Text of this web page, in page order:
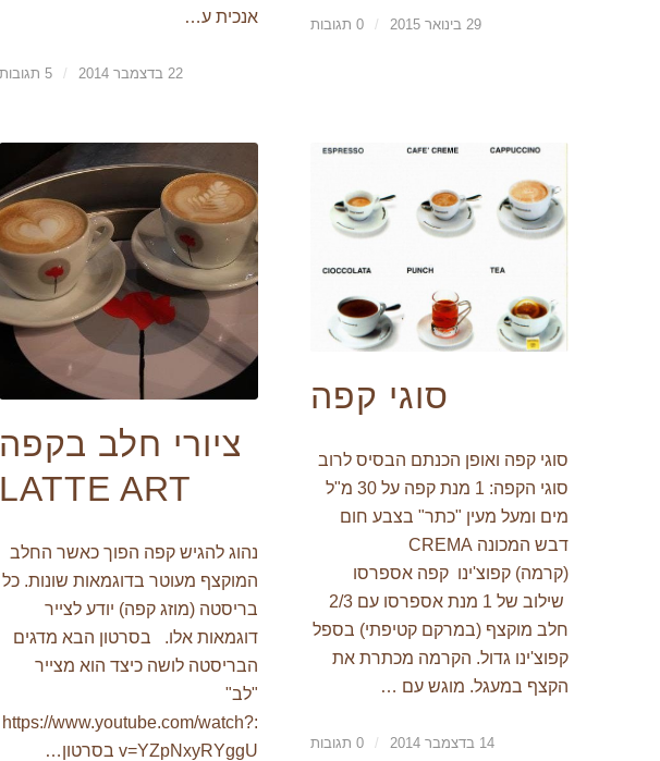
29 בינואר 2015 / 0 תגובות
אנכית ע…
22 בדצמבר 2014 / 5 תגובות
סוגי קפה
סוגי קפה ואופן הכנתם הבסיס לרוב
סוגי הקפה: 1 מנת קפה על 30 מ"ל
מים ומעל מעין "כתר" בצבע חום
דבש המכונה CREMA
(קרמה) קפוצ'ינו קפה אספרסו
שילוב של 1 מנת אספרסו עם 2/3
חלב מוקצף (במרקם קטיפתי) בספל
קפוצ'ינו גדול. הקרמה מכתרת את
הקצף במעגל. מוגש עם …
14 בדצמבר 2014 / 0 תגובות
ציורי חלב בקפה
LATTE ART
נהוג להגיש קפה הפוך כאשר החלב
המוקצף מעוטר בדוגמאות שונות. כל
בריסטה (מוזג קפה) יודע לצייר
דוגמאות אלו. בסרטון הבא מדגים
הבריסטה לושה כיצד הוא מצייר
"לב"
:https://www.youtube.com/watch?
v=YZpNxyRYggU בסרטון…